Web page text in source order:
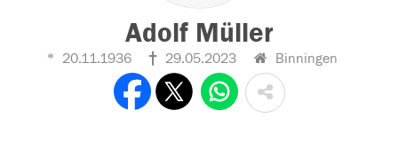
Adolf Müller
20.11.1936 29.05.2023 Binningen